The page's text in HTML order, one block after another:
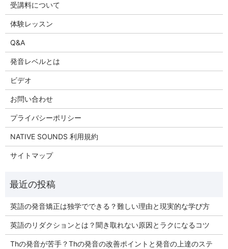
受講料について
体験レッスン
Q&A
発音レベルとは
ビデオ
お問い合わせ
プライバシーポリシー
NATIVE SOUNDS 利用規約
サイトマップ
英語の発音矯正は独学でできる？難しい理由と現実的な学び方
英語のリダクションとは？聞き取れない原因とラクになるコツ
Thの発音が苦手？Thの発音の改善ポイントと発音の上達のステ